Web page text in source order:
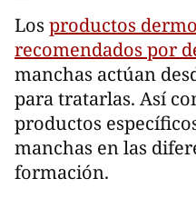
Los productos
recomendados por
manchas actúan
para tratarlas. Así
productos
manchas en las
formación.